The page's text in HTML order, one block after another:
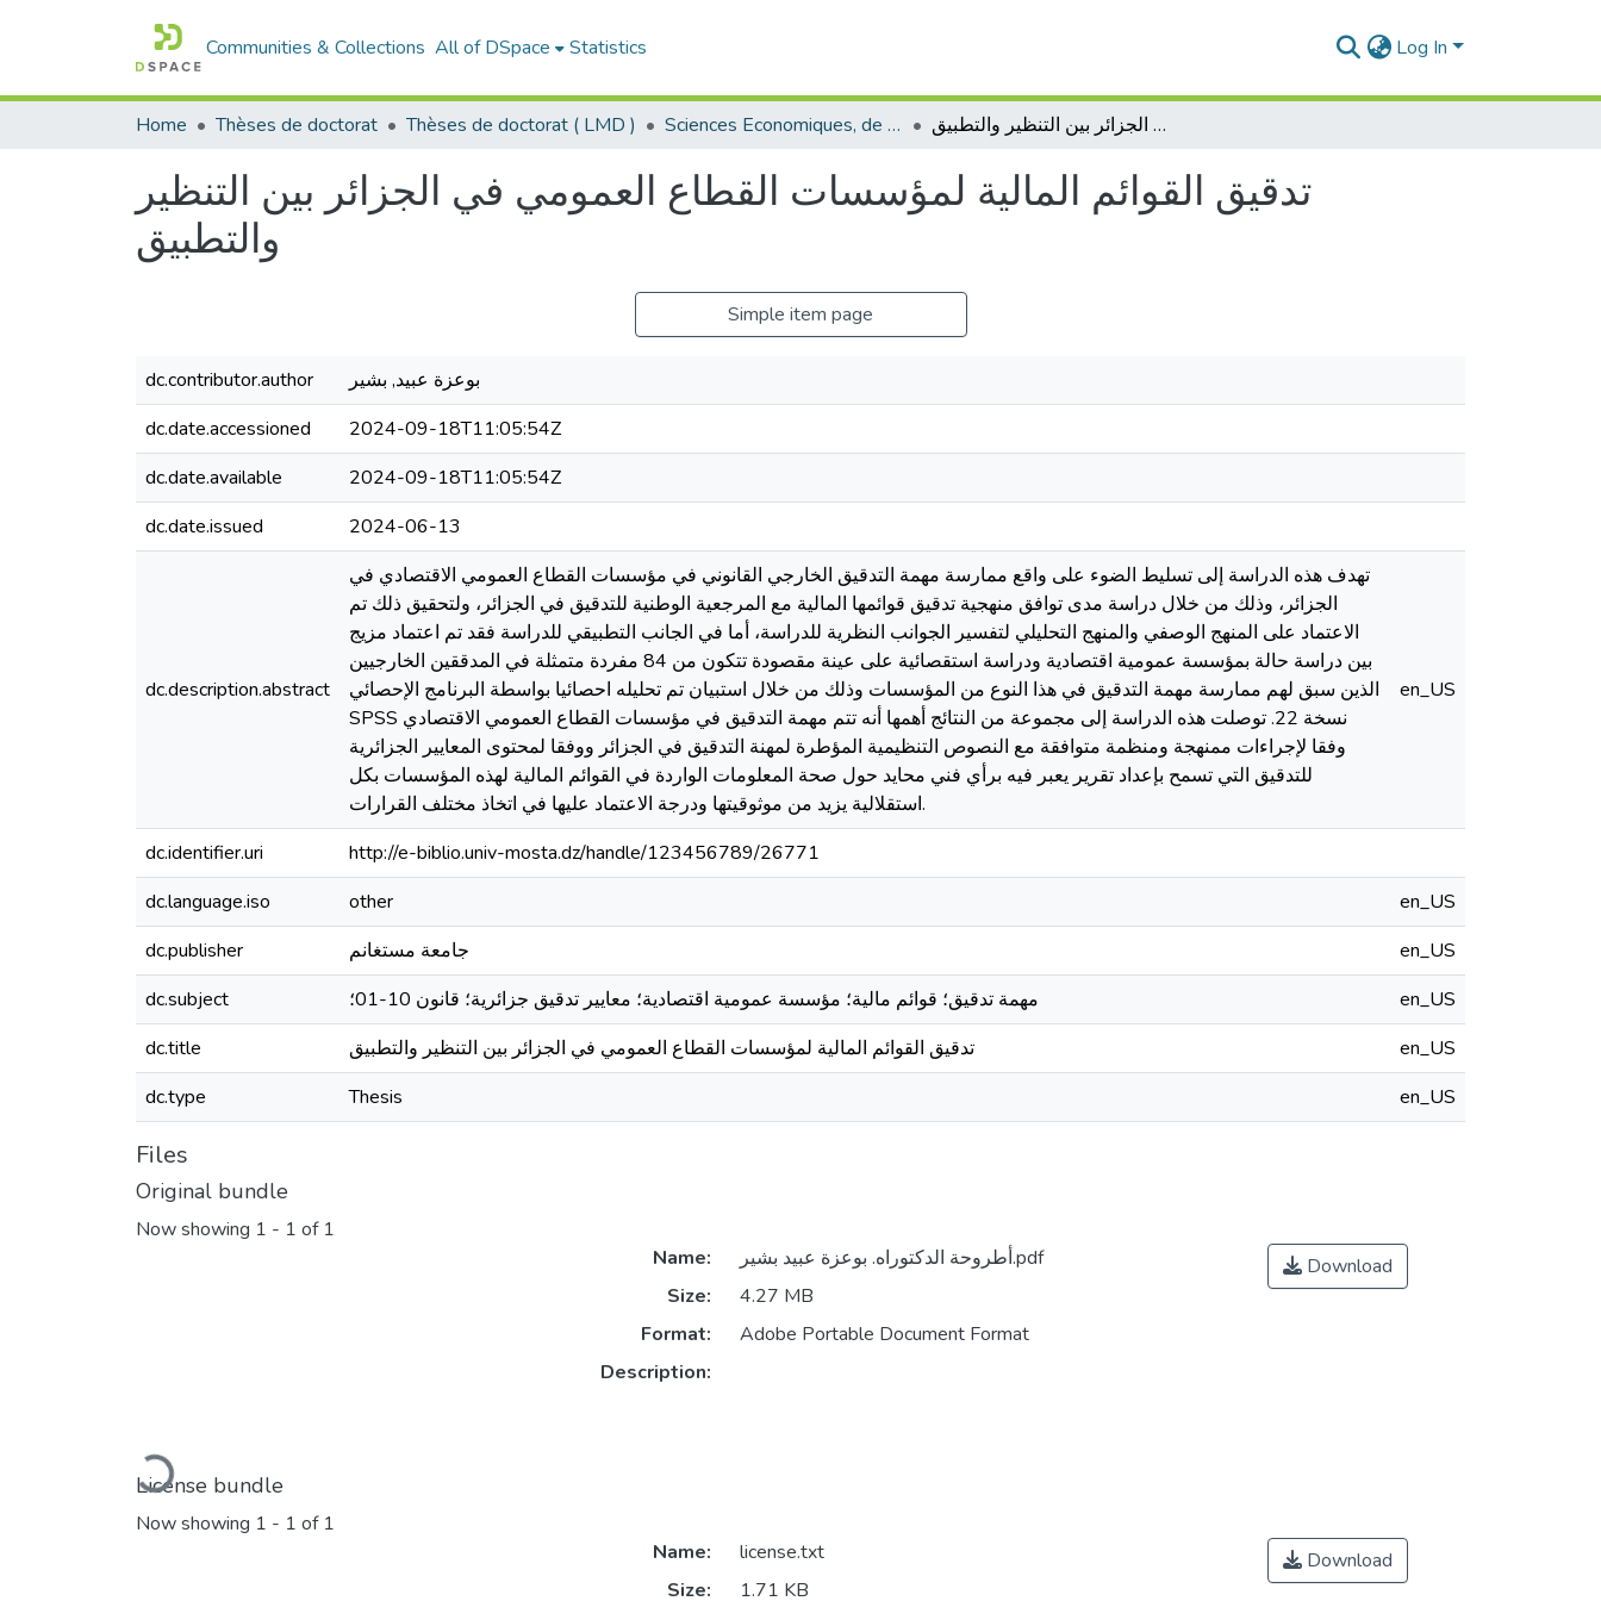
Communities & Collections All of DSpace Statistics Log In
Home Thèses de doctorat Thèses de doctorat ( LMD ) Sciences Economiques, de Gestion et Commerciales - العلوم الإقتصادية و التجارية و علوم التسيير تدقيق القوائم المالية لمؤسسات القطاع العمومي في الجزائر بين التنظير والتطبيق
تدقيق القوائم المالية لمؤسسات القطاع العمومي في الجزائر بين التنظير
والتطبيق
Simple item page
dc.contributor.author
بوعزة عبيد, بشير
dc.date.accessioned
2024-09-18T11:05:54Z
dc.date.available
2024-09-18T11:05:54Z
dc.date.issued
2024-06-13
dc.description.abstract
تهدف هذه الدراسة إلى تسليط الضوء على واقع ممارسة مهمة التدقيق الخارجي القانوني في مؤسسات القطاع العمومي الاقتصادي في
الجزائر، وذلك من خلال دراسة مدى توافق منهجية تدقيق قوائمها المالية مع المرجعية الوطنية للتدقيق في الجزائر، ولتحقيق ذلك تم
الاعتماد على المنهج الوصفي والمنهج التحليلي لتفسير الجوانب النظرية للدراسة، أما في الجانب التطبيقي للدراسة فقد تم اعتماد مزيج
بين دراسة حالة بمؤسسة عمومية اقتصادية ودراسة استقصائية على عينة مقصودة تتكون من 84 مفردة متمثلة في المدققين الخارجيين
الذين سبق لهم ممارسة مهمة التدقيق في هذا النوع من المؤسسات وذلك من خلال استبيان تم تحليله احصائيا بواسطة البرنامج الإحصائي
SPSS نسخة 22. توصلت هذه الدراسة إلى مجموعة من النتائج أهمها أنه تتم مهمة التدقيق في مؤسسات القطاع العمومي الاقتصادي
وفقا لإجراءات ممنهجة ومنظمة متوافقة مع النصوص التنظيمية المؤطرة لمهنة التدقيق في الجزائر ووفقا لمحتوى المعايير الجزائرية
للتدقيق التي تسمح بإعداد تقرير يعبر فيه برأي فني محايد حول صحة المعلومات الواردة في القوائم المالية لهذه المؤسسات بكل
استقلالية يزيد من موثوقيتها ودرجة الاعتماد عليها في اتخاذ مختلف القرارات.
en_US
dc.identifier.uri
http://e-biblio.univ-mosta.dz/handle/123456789/26771
dc.language.iso
other
en_US
dc.publisher
جامعة مستغانم
en_US
dc.subject
مهمة تدقيق؛ قوائم مالية؛ مؤسسة عمومية اقتصادية؛ معايير تدقيق جزائرية؛ قانون 10-01؛
en_US
dc.title
تدقيق القوائم المالية لمؤسسات القطاع العمومي في الجزائر بين التنظير والتطبيق
en_US
dc.type
Thesis en_US
Files
Original bundle
Now showing 1 - 1 of 1
Loading...
Name:
أطروحة الدكتوراه. بوعزة عبيد بشير.pdf
Size:
4.27 MB
Format:
Adobe Portable Document Format
Description:
Download
License bundle
Now showing 1 - 1 of 1
Name:
license.txt
Size:
1.71 KB
Download